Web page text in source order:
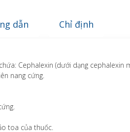
dẫn Chỉ định
Cephalexin (dưới dạng cephalexin
nang cứng.
toa của thuốc.